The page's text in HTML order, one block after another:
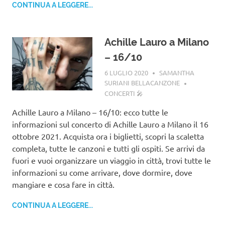
CONTINUA A LEGGERE...
Achille Lauro a Milano
– 16/10
6 LUGLIO 2020
SAMANTHA
SURIANI BELLACANZONE
CONCERTI 🎤
Achille Lauro a Milano – 16/10: ecco tutte le
informazioni sul concerto di Achille Lauro a Milano il 16
ottobre 2021. Acquista ora i biglietti, scopri la scaletta
completa, tutte le canzoni e tutti gli ospiti. Se arrivi da
fuori e vuoi organizzare un viaggio in città, trovi tutte le
informazioni su come arrivare, dove dormire, dove
mangiare e cosa fare in città.
CONTINUA A LEGGERE...